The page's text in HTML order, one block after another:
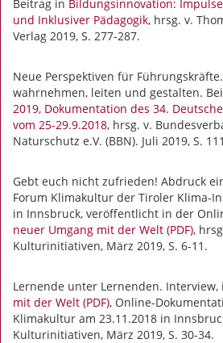
Beitrag in Bildungsinnovation:
und Inklusiver Pädagogik, hrsg. v.
Verlag 2019, S. 277-287.
Neue Perspektiven für
wahrnehmen, leiten und gestalten.
2019, Dokumentation des 34.
vom 25-29.9.2018, hrsg. v.
Naturschutz e.V. (BBN). Juli 2019, S.
Gebt euch nicht zufrieden! Abdruck
Forum Klimakultur der Tiroler Klima-
in Innsbruck, veröffentlicht in der
neuer Umgang mit der Welt (PDF),
Kulturinitiativen, März 2019, S. 6-11.
Lernende unter Lernenden. Interview,
mit der Welt (PDF), Online-
Klimakultur am 23.11.2018 in
Kulturinitiativen, März 2019, S. 30-34.